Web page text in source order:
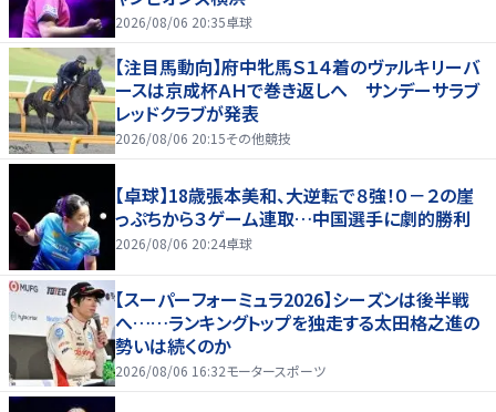
2026/08/06 20:35卓球
【注目馬動向】府中牝馬Ｓ１４着のヴァルキリーバ
ースは京成杯ＡＨで巻き返しへ サンデーサラブ
レッドクラブが発表
2026/08/06 20:15その他競技
【卓球】18歳張本美和、大逆転で８強！０－２の崖
っぷちから３ゲーム連取…中国選手に劇的勝利
2026/08/06 20:24卓球
【スーパーフォーミュラ2026】シーズンは後半戦
へ……ランキングトップを独走する太田格之進の
勢いは続くのか
2026/08/06 16:32モータースポーツ